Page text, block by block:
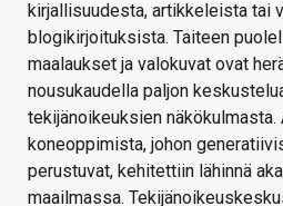
kirjallisuudesta, artikkeleista tai
blogikirjoituksista. Taiteen
maalaukset ja valokuvat ovat
nousukaudella paljon
tekijänoikeuksien näkökulmasta.
koneoppimista, johon
perustuvat, kehitettiin lähinnä
maailmassa.